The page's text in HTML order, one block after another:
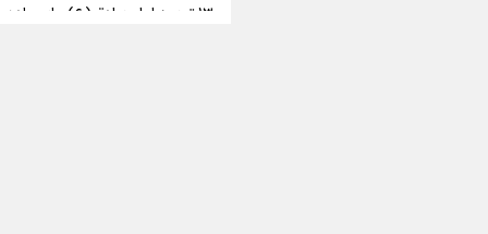
۱۳ توصیه امام صادق (ع) برای